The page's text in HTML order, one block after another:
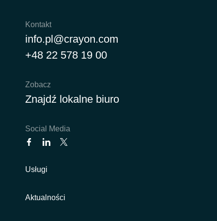
Kontakt
info.pl@crayon.com
+48 22 578 19 00
Zobacz
Znajdź lokalne biuro
Social Media
Usługi
Aktualności